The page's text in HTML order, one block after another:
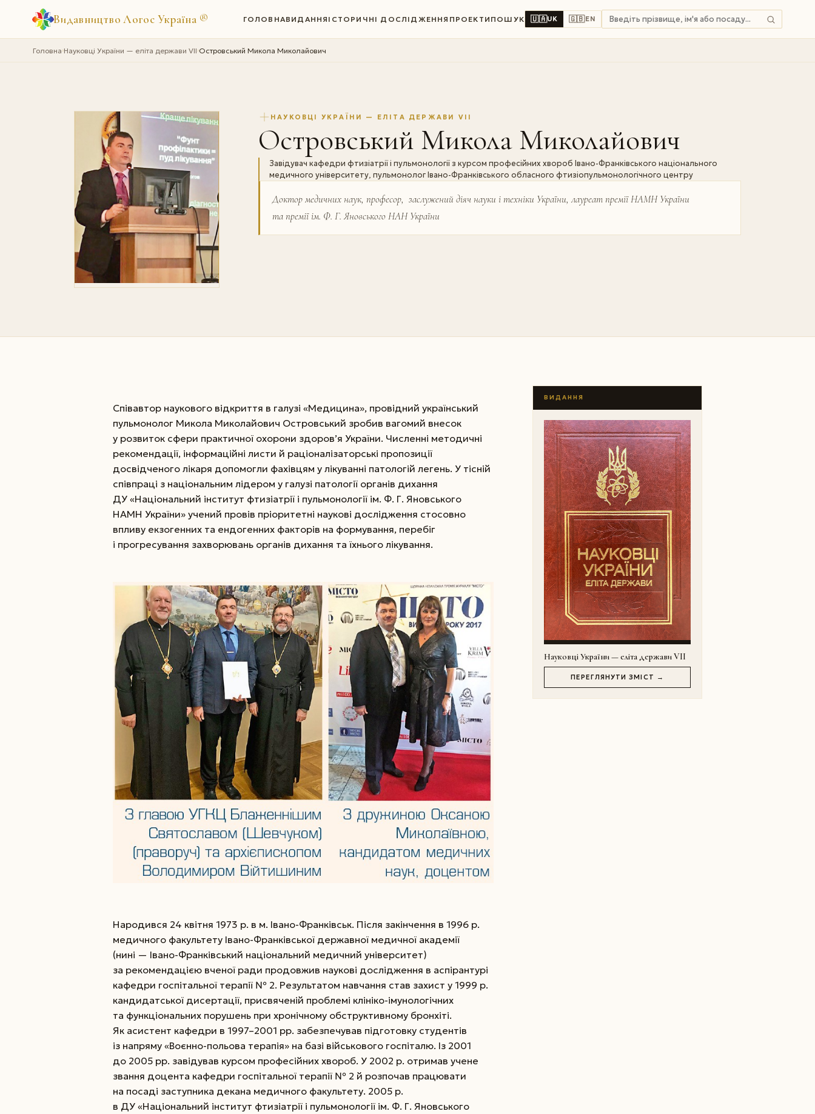
Видавництво Логос Україна ® ГОЛОВНАВИДАННЯ ІСТОРИЧНІ ДОСЛІДЖЕННЯ ПРОЕКТИ ПОШУК 🇺🇦UK 🇬🇧EN
Головна›Науковці України — еліта держави VII›Островський Микола Миколайович
НАУКОВЦІ УКРАЇНИ — ЕЛІТА ДЕРЖАВИ VII
Островський Микола Миколайович
Завідувач кафедри фтизіатрії і пульмонології з курсом професійних хвороб Івано-Франківського національного
медичного університету, пульмонолог Івано-Франківського обласного фтизіопульмонологічного центру
Доктор медичних наук, професор, заслужений діяч науки і техніки України, лауреат премії НАМН України
та премії ім. Ф. Г. Яновського НАН України
Співавтор наукового відкриття в галузі «Медицина», провідний український
пульмонолог Микола Миколайович Островський зробив вагомий внесок
у розвиток сфери практичної охорони здоров’я України. Численні методичні
рекомендації, інформаційні листи й раціоналізаторські пропозиції
досвідченого лікаря допомогли фахівцям у лікуванні патологій легень. У тісній
співпраці з національним лідером у галузі патології органів дихання
ДУ «Національний інститут фтизіатрії і пульмонології ім. Ф. Г. Яновського
НАМН України» учений провів пріоритетні наукові дослідження стосовно
впливу екзогенних та ендогенних факторів на формування, перебіг
і прогресування захворювань органів дихання та їхнього лікування.
Народився 24 квітня 1973 р. в м. Івано-Франківськ. Після закінчення в 1996 р.
медичного факультету Івано-Франківської державної медичної академії
(нині — Івано-­Франківський національний медичний університет)
за рекомендацією вченої ради продовжив наукові дослідження в аспірантурі
кафедри госпітальної терапії № 2. Результатом навчання став захист у 1999 р.
кандидатської дисертації, присвяченій проблемі клініко-імунологічних
та функціональних порушень при хронічному обструктивному бронхіті.
Як асистент кафедри в 1997–2001 рр. забезпечував підготовку студентів
із напряму «Воєнно-польова терапія» на базі військового госпіталю. Із 2001
до 2005 рр. завідував курсом професійних хвороб. У 2002 р. отримав учене
звання доцента кафедри госпітальної терапії № 2 й розпочав працювати
на посаді заступника декана медичного факультету. 2005 р.
в ДУ «Національний інститут фтизіатрії і пульмонології ім. Ф. Г. Яновського
ВИДАННЯ
Науковці України — еліта держави VII
ПЕРЕГЛЯНУТИ ЗМІСТ →